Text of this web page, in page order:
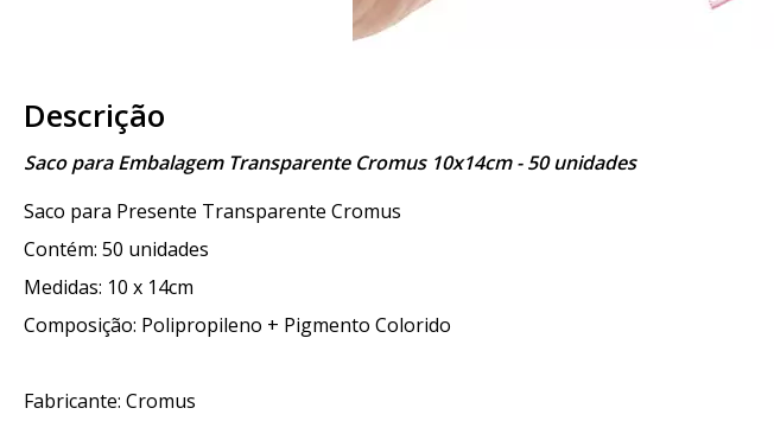
Descrição
Saco para Embalagem Transparente Cromus 10x14cm - 50 unidades
Saco para Presente Transparente Cromus
Contém: 50 unidades
Medidas: 10 x 14cm
Composição: Polipropileno + Pigmento Colorido
Fabricante: Cromus